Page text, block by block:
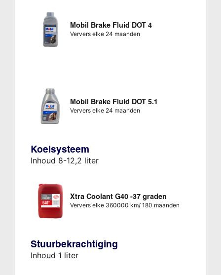
Mobil Brake Fluid DOT 4
Ververs elke 24 maanden
Mobil Brake Fluid DOT 5.1
Ververs elke 24 maanden
Koelsysteem
Inhoud 8-12,2 liter
Xtra Coolant G40 -37 graden
Ververs elke 360000 km/ 180 maanden
Stuurbekrachtiging
Inhoud 1 liter